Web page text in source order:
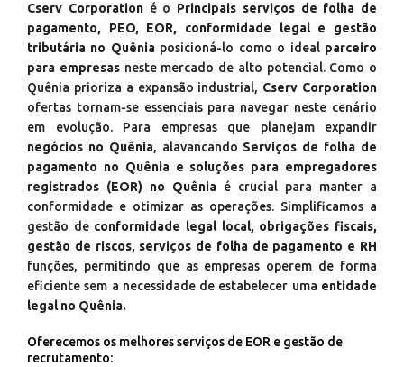
Cserv Corporationé o Principais serviços de folha de
pagamento, PEO, EOR, conformidade legal e gestão
tributária no Quêniaposicioná-lo como o ideal parceiro
para empresasneste mercado de alto potencial. Como o
Quênia prioriza a expansão industrial, Cserv Corporation
ofertas tornam-se essenciais para navegar neste cenário
em evolução. Para empresas que planejam expandir
negócios no Quênia, alavancando Serviços de folha de
pagamento no Quênia e soluções para empregadores
registrados (EOR) no Quênia é crucial para manter a
conformidade e otimizar as operações. Simplificamos a
gestão de conformidade legal local, obrigações fiscais,
gestão de riscos, serviços de folha de pagamento e RH
funções, permitindo que as empresas operem de forma
eficiente sem a necessidade de estabelecer uma entidade
legal no Quênia.
Oferecemos os melhores serviços de EOR e gestão de
recrutamento: